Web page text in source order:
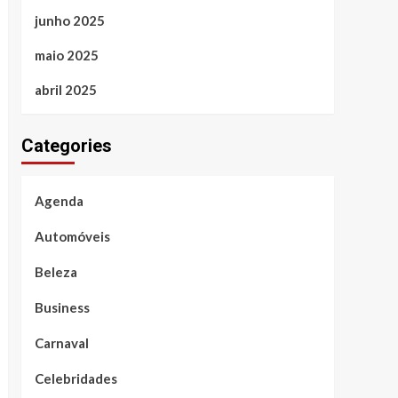
junho 2025
maio 2025
abril 2025
Categories
Agenda
Automóveis
Beleza
Business
Carnaval
Celebridades